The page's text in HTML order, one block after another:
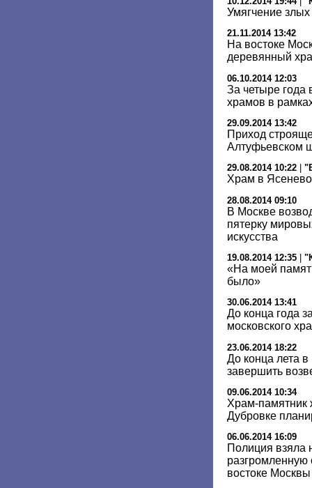
Умягчение
21.11.2014 13:42
На востоке
деревянный
06.10.2014 12:03
За четыре года
храмов в
29.09.2014 13:42
Приход
Алтуфьевском
29.08.2014 10:22
Храм в
28.08.2014 09:10
В Москве
пятерку
искусства
19.08.2014 12:35
«На моей
было»
30.06.2014 13:41
До конца года
московского
23.06.2014 18:22
До конца лета
завершить
09.06.2014 10:34
Храм-памятник
Дубровке
06.06.2014 16:09
Полиция взяла
разгромленную
востоке Москвы